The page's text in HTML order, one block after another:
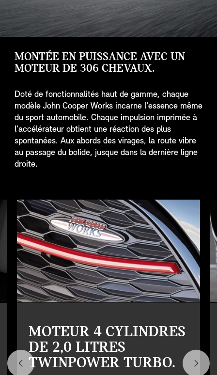
MONTÉE EN PUISSANCE AVEC UN
MOTEUR DE 306 CHEVAUX.
Doté de fonctionnalités haut de gamme, chaque
modèle John Cooper Works incarne l'essence même
du sport automobile. Chaque impulsion imprimée à
l'accélérateur obtient une réaction des plus
spontanées. Aux abords des virages, la route vibre
au passage du bolide, jusque dans la dernière ligne
droite.
MOTEUR 4 CYLINDRES
DE 2,0 LITRES
TWINPOWER TURBO.